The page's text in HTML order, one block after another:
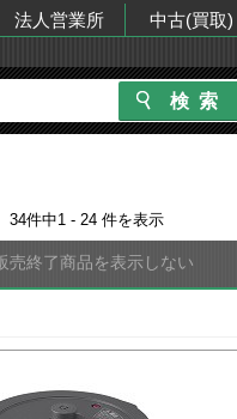
法人営業所 中古(買取)
34件中1 - 24 件を表示
売終了商品を表示しない